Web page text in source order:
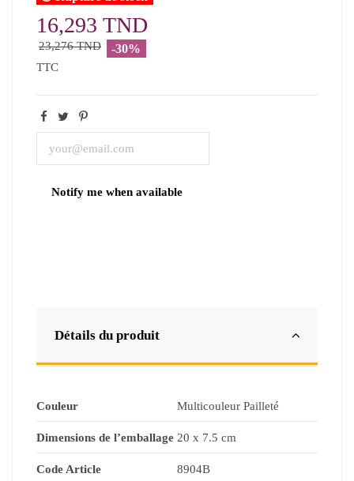
16,293 TND
23,276 TND -30%
TTC
Détails du produit
Couleur Multicouleur Pailleté
Dimensions de l’emballage 20 x 7.5 cm
Code Article 8904B